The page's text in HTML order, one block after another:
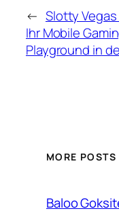
← Slotty
Ihr Mobile
Playground in
MORE POSTS
Baloo